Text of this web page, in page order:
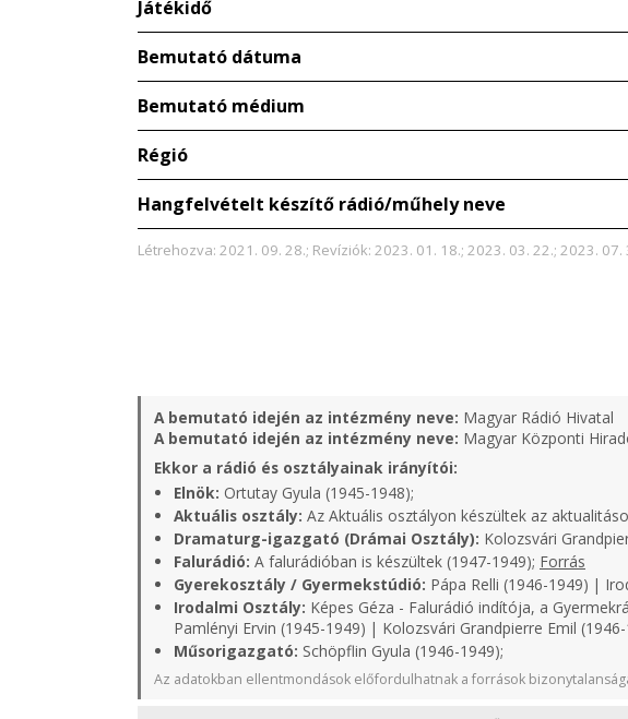
Játékidő
Bemutató dátuma
Bemutató médium
Régió
Hangfelvételt készítő rádió/műhely neve
Létrehozva: 2021. 09. 28.; Revíziók: 2023. 01. 18.; 2023. 03. 22.; 2023. 07.
A bemutató idején az intézmény neve: Magyar Rádió Hivatal
A bemutató idején az intézmény neve: Magyar Központi
Ekkor a rádió és osztályainak irányítói:
Elnök: Ortutay Gyula (1945-1948);
Aktuális osztály: Az Aktuális osztályon készültek az
Dramaturg-igazgató (Drámai Osztály): Kolozsvári
Falurádió: A falurádióban is készültek (1947-1949); Forrás
Gyerekosztály / Gyermekstúdió: Pápa Relli (1946-1949) |
Irodalmi Osztály: Képes Géza - Falurádió indítója, a
Pamlényi Ervin (1945-1949) | Kolozsvári Grandpierre Emil
Műsorigazgató: Schöpflin Gyula (1946-1949);
Az adatokban ellentmondások előfordulhatnak a források